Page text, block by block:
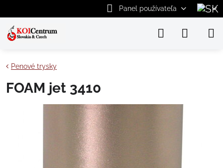
Panel používateľa
Penové trysky
FOAM jet 3410